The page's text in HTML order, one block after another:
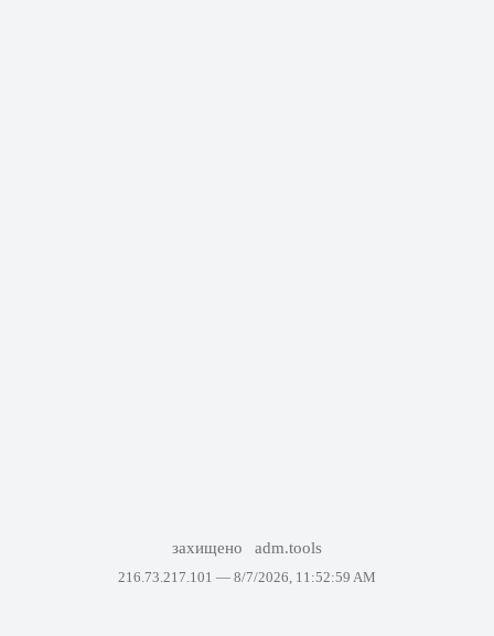
захищено adm.tools
216.73.217.101 — 8/7/2026, 11:52:59 AM